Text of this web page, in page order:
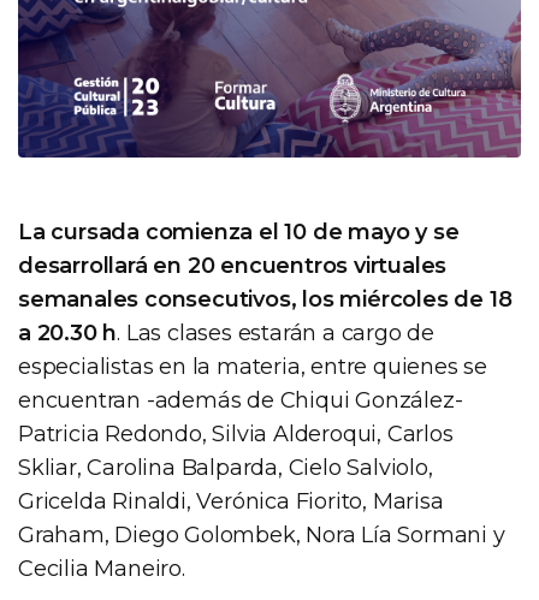
La cursada comienza el 10 de mayo y se
desarrollará en 20 encuentros virtuales
semanales consecutivos, los miércoles de 18
a 20.30 h. Las clases estarán a cargo de
especialistas en la materia, entre quienes se
encuentran -además de Chiqui González-
Patricia Redondo, Silvia Alderoqui, Carlos
Skliar, Carolina Balparda, Cielo Salviolo,
Gricelda Rinaldi, Verónica Fiorito, Marisa
Graham, Diego Golombek, Nora Lía Sormani y
Cecilia Maneiro.